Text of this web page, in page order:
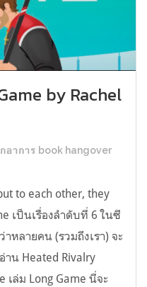
by Rachel
อาการ book hangover
to each other, they
เป็นเรื่องลำดับที่ 6 ในซี
หลายคน (รวมถึงเรา) จะ
น Heated Rivalry
เล่ม Long Game นี่จะ